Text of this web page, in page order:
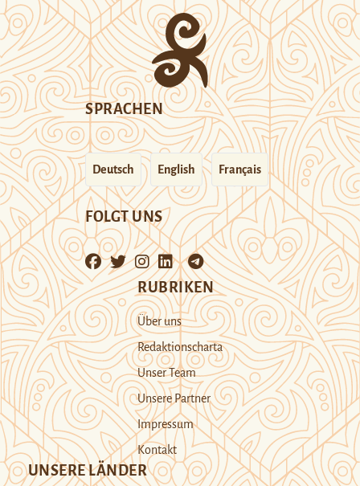
SPRACHEN
Deutsch English Français
FOLGT UNS
RUBRIKEN
Über uns
Redaktionscharta
Unser Team
Unsere Partner
Impressum
Kontakt
UNSERE LÄNDER